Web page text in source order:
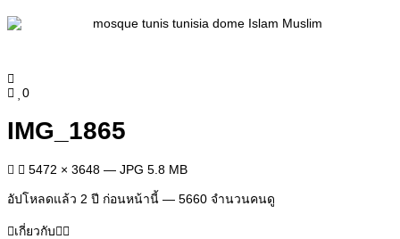
0
IMG_1865
5472 × 3648 — JPG 5.8 MB
อัปโหลดแล้ว 2 ปี ก่อนหน้านี้ — 5660 จำนวนคนดู
เกี่ยวกับ